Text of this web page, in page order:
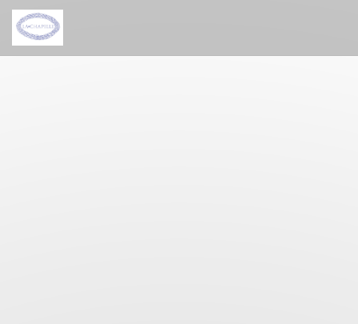
Personnalisation de vos choix en matière de cookies